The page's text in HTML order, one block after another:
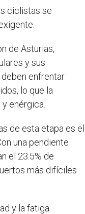
ciclistas se
de Asturias,
y sus
enfrentar
lo que la
enérgica.
de esta etapa es el
una pendiente
el 23.5% de
más difíciles
y la fatiga